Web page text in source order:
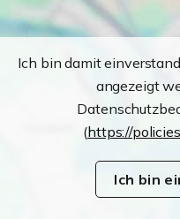
Ich bin damit
angezeigt
(https://
Ich bin